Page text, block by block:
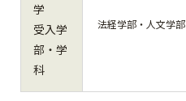
学
受入学
部・学
科
法経学部・人文学部